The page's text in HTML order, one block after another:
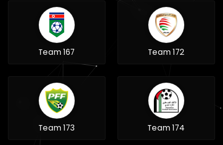
Team 167 Team 172
Team 173 Team 174